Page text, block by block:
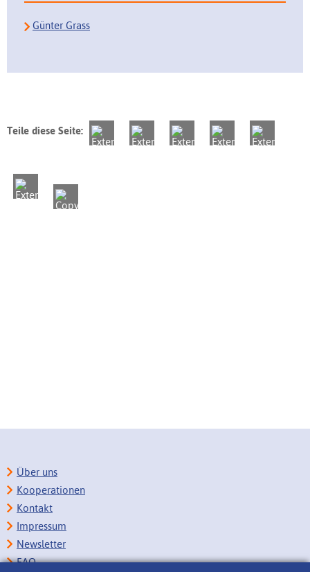
Günter Grass
Teile diese Seite:
Über uns
Kooperationen
Kontakt
Impressum
Newsletter
FAQ